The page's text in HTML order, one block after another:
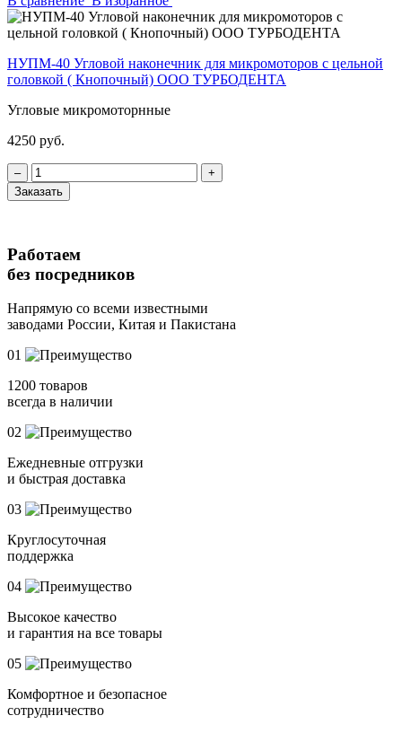
НУПМ-40 Угловой наконечник для микромоторов с цельной
головкой ( Кнопочный) ООО ТУРБОДЕНТА
Угловые микромоторнные
4250 руб.
‒
+
Заказать
Работаем
без посредников
Напрямую со всеми известными
заводами России, Китая и Пакистана
01
1200 товаров
всегда в наличии
02
Ежедневные отгрузки
и быстрая доставка
03
Круглосуточная
поддержка
04
Высокое качество
и гарантия на все товары
05
Комфортное и безопасное
сотрудничество